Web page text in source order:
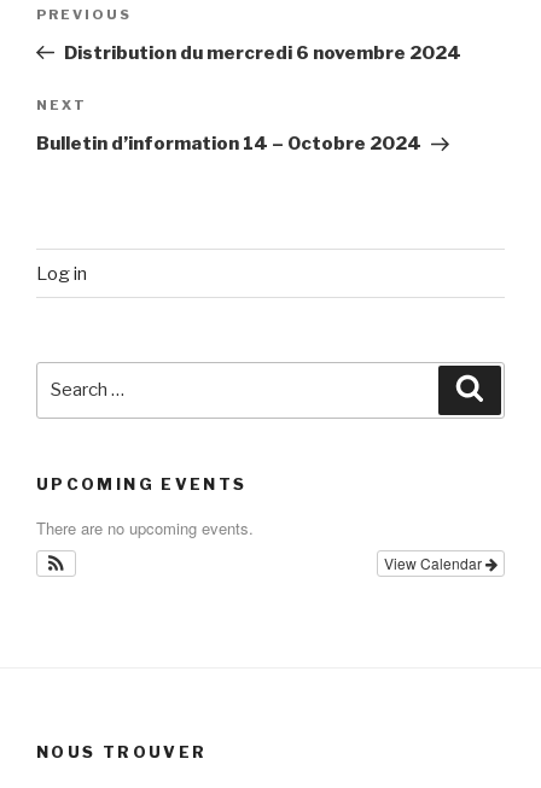
Previous
Post
PREVIOUS
Distribution du mercredi 6 novembre 2024
Next
Post
NEXT
Bulletin d’information 14 – Octobre 2024
Log in
UPCOMING EVENTS
There are no upcoming events.
View Calendar
NOUS TROUVER